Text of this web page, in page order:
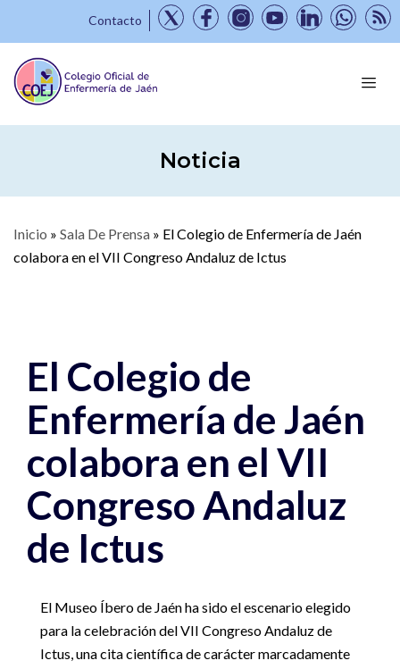
Contacto
Noticia
Inicio » Sala De Prensa » El Colegio de Enfermería de Jaén
colabora en el VII Congreso Andaluz de Ictus
El Colegio de
Enfermería de Jaén
colabora en el VII
Congreso Andaluz
de Ictus
El Museo Íbero de Jaén ha sido el escenario elegido
para la celebración del VII Congreso Andaluz de
Ictus, una cita científica de carácter marcadamente